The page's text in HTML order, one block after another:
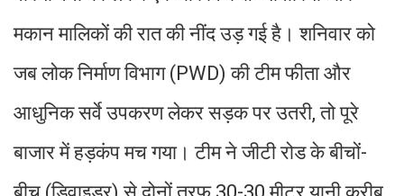
मकान मालिकों की रात की नींद उड़ गई है। शनिवार को
जब लोक निर्माण विभाग (PWD) की टीम फीता और
आधुनिक सर्वे उपकरण लेकर सड़क पर उतरी, तो पूरे
बाजार में हड़कंप मच गया। टीम ने जीटी रोड के बीचों-